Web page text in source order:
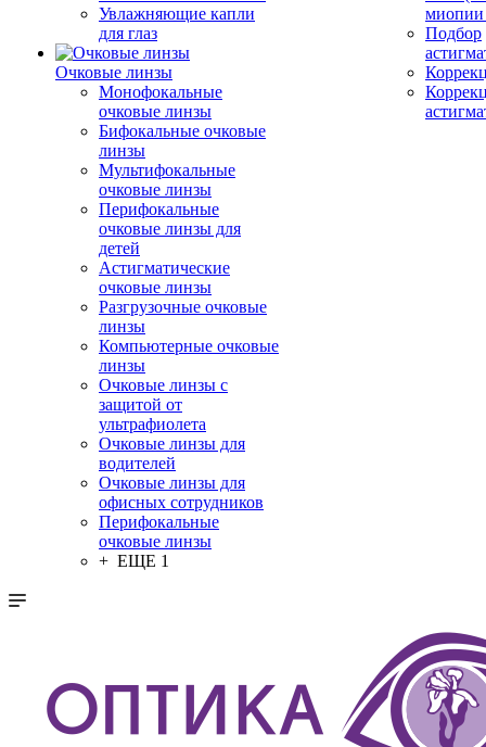
Увлажняющие капли
для глаз
Очковые линзы
Монофокальные
очковые линзы
Бифокальные очковые
линзы
Мультифокальные
очковые линзы
Перифокальные
очковые линзы для
детей
Астигматические
очковые линзы
Разгрузочные очковые
линзы
Компьютерные очковые
линзы
Очковые линзы с
защитой от
ультрафиолета
Очковые линзы для
водителей
Очковые линзы для
офисных сотрудников
Перифокальные
очковые линзы
+ ЕЩЕ 1
миопии
Подбор